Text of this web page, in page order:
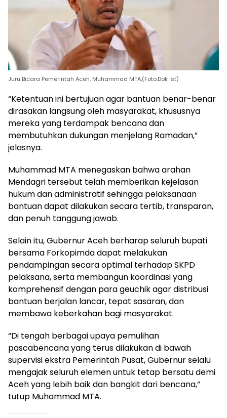
Juru Bicara Pemerintah Aceh, Muhammad MTA,(Foto:Dok Ist)
“Ketentuan ini bertujuan agar bantuan benar-benar
dirasakan langsung oleh masyarakat, khususnya
mereka yang terdampak bencana dan
membutuhkan dukungan menjelang Ramadan,”
jelasnya.
Muhammad MTA menegaskan bahwa arahan
Mendagri tersebut telah memberikan kejelasan
hukum dan administratif sehingga pelaksanaan
bantuan dapat dilakukan secara tertib, transparan,
dan penuh tanggung jawab.
Selain itu, Gubernur Aceh berharap seluruh bupati
bersama Forkopimda dapat melakukan
pendampingan secara optimal terhadap SKPD
pelaksana, serta membangun koordinasi yang
komprehensif dengan para geuchik agar distribusi
bantuan berjalan lancar, tepat sasaran, dan
membawa keberkahan bagi masyarakat.
“Di tengah berbagai upaya pemulihan
pascabencana yang terus dilakukan di bawah
supervisi ekstra Pemerintah Pusat, Gubernur selalu
mengajak seluruh elemen untuk tetap bersatu demi
Aceh yang lebih baik dan bangkit dari bencana,”
tutup Muhammad MTA.